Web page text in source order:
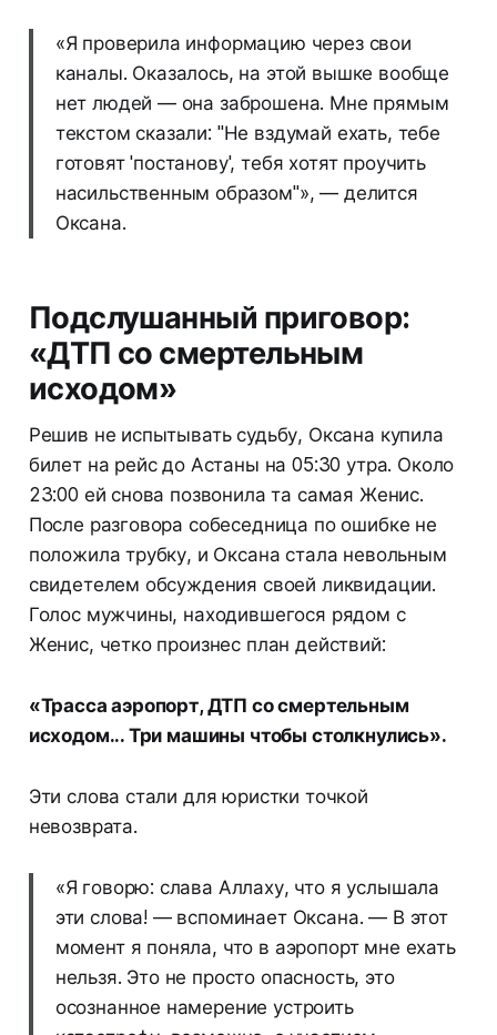
«Я проверила информацию через свои
каналы. Оказалось, на этой вышке вообще
нет людей — она заброшена. Мне прямым
текстом сказали: "Не вздумай ехать, тебе
готовят 'постанову', тебя хотят проучить
насильственным образом"», — делится
Оксана.
Подслушанный приговор:
«ДТП со смертельным
исходом»
Решив не испытывать судьбу, Оксана купила
билет на рейс до Астаны на 05:30 утра. Около
23:00 ей снова позвонила та самая Женис.
После разговора собеседница по ошибке не
положила трубку, и Оксана стала невольным
свидетелем обсуждения своей ликвидации.
Голос мужчины, находившегося рядом с
Женис, четко произнес план действий:
«Трасса аэропорт, ДТП со смертельным
исходом... Три машины чтобы столкнулись».
Эти слова стали для юристки точкой
невозврата.
«Я говорю: слава Аллаху, что я услышала
эти слова! — вспоминает Оксана. — В этот
момент я поняла, что в аэропорт мне ехать
нельзя. Это не просто опасность, это
осознанное намерение устроить